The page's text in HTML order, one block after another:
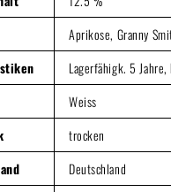
Gib denIn den
Aprikose, Granny
Lagerfähigk. 5
Weiss
trocken
Deutschland